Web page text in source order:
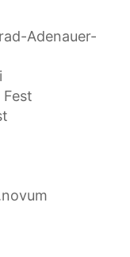
Adenauer-